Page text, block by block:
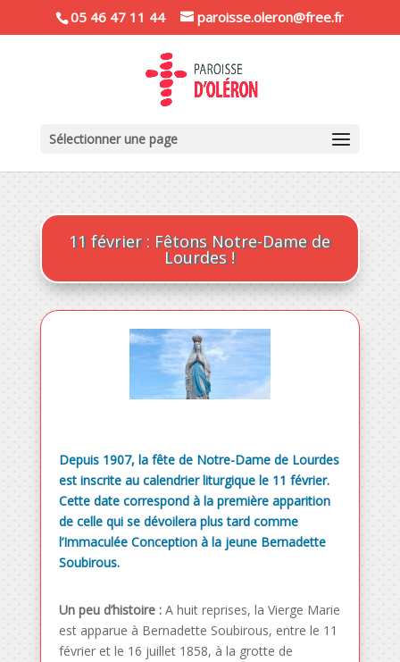
05 46 47 11 44 paroisse.oleron@free.fr
Sélectionner une page
11 février : Fêtons Notre-Dame de
Lourdes !
Depuis 1907, la fête de Notre-Dame de Lourdes
est inscrite au calendrier liturgique le 11 février.
Cette date correspond à la première apparition
de celle qui se dévoilera plus tard comme
l’Immaculée Conception à la jeune Bernadette
Soubirous.
Un peu d’histoire :A huit reprises, la Vierge Marie
est apparue à Bernadette Soubirous, entre le 11
février et le 16 juillet 1858, à la grotte de